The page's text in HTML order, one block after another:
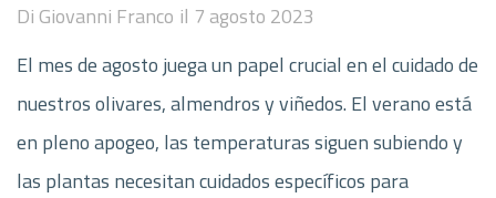
Di Giovanni Franco il 7 agosto 2023
El mes de agosto juega un papel crucial en el cuidado de
nuestros olivares, almendros y viñedos. El verano está
en pleno apogeo, las temperaturas siguen subiendo y
las plantas necesitan cuidados específicos para